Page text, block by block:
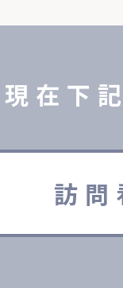
現在下
訪問